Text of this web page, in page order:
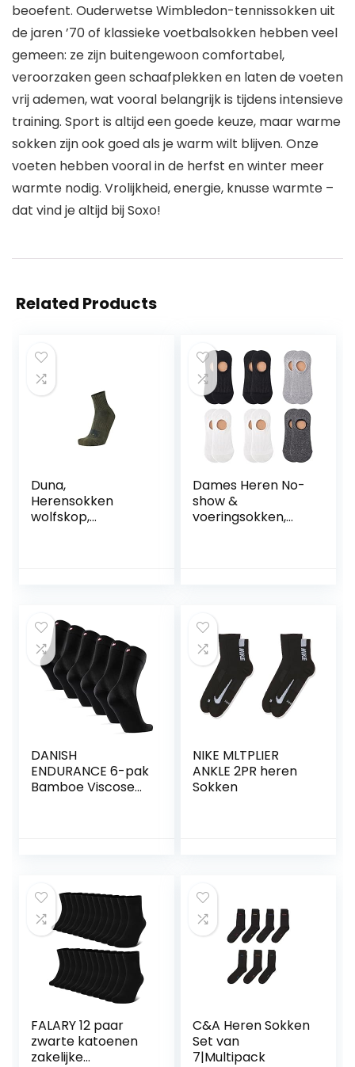
beoefent. Ouderwetse Wimbledon-tennissokken uit
de jaren ’70 of klassieke voetbalsokken hebben veel
gemeen: ze zijn buitengewoon comfortabel,
veroorzaken geen schaafplekken en laten de voeten
vrij ademen, wat vooral belangrijk is tijdens intensieve
training. Sport is altijd een goede keuze, maar warme
sokken zijn ook goed als je warm wilt blijven. Onze
voeten hebben vooral in de herfst en winter meer
warmte nodig. Vrolijkheid, energie, knusse warmte –
dat vind je altijd bij Soxo!
Related Products
Duna,
Herensokken
wolfskop,
Dames Heren No-
show &
voeringsokken,
DANISH
ENDURANCE 6-pak
Bamboe Viscose
NIKE MLTPLIER
ANKLE 2PR heren
Sokken
FALARY 12 paar
zwarte katoenen
zakelijke
C&A Heren Sokken
Set van
7|Multipack